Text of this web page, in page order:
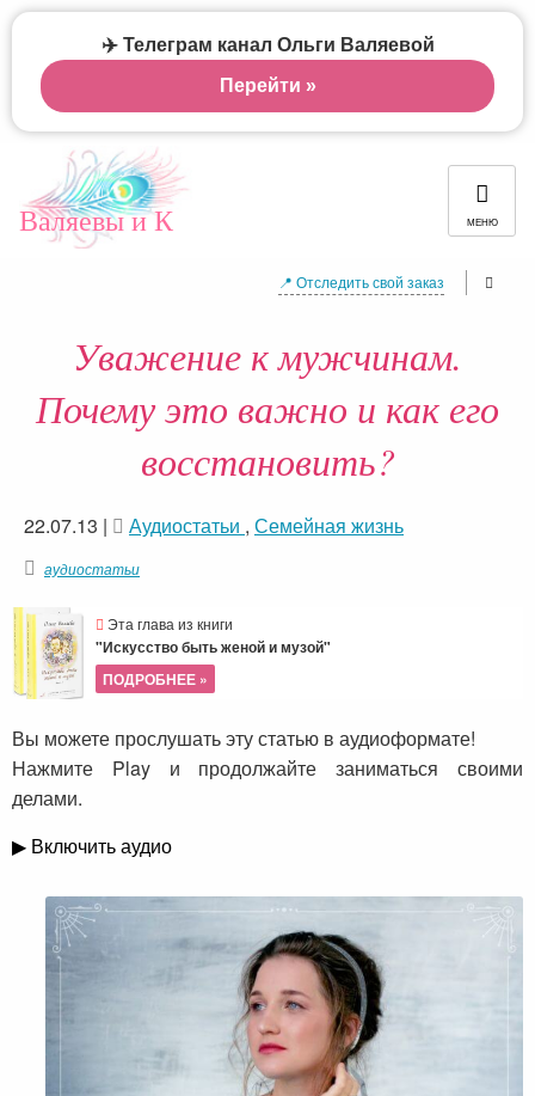
Валяевы и К МЕНЮ
📍 Отследить свой заказ
Уважение к мужчинам.
Почему это важно и как его
восстановить?
22.07.13 | Аудиостатьи , Семейная жизнь
аудиостатьи
Эта глава из книги
"Искусство быть женой и музой"
ПОДРОБНЕЕ »
Вы можете прослушать эту статью в аудиоформате!
Нажмите Play и продолжайте заниматься своими
делами.
▶ Включить аудио
✈️ Телеграм канал Ольги Валяевой
Перейти »